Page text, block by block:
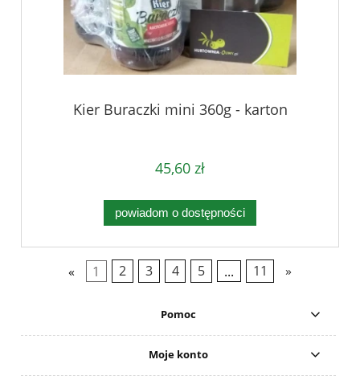
Kier Buraczki mini 360g - karton
45,60 zł
powiadom o dostępności
« 1 2 3 4 5 ... 11 »
Pomoc
Moje konto